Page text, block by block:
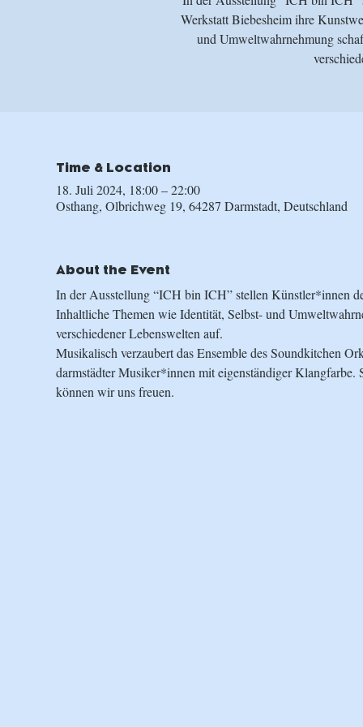
Werkstatt Biebesheim ihre
und Umweltwahrnehmung
Time & Location
18. Juli 2024, 18:00 – 22:00
Osthang, Olbrichweg 19, 64287 Darmstadt, Deutschland
About the Event
In der Ausstellung “ICH bin ICH” stellen Künstler*innen
Inhaltliche Themen wie Identität, Selbst- und
verschiedener Lebenswelten auf.
Musikalisch verzaubert das Ensemble des Soundkitchen
darmstädter Musiker*innen mit eigenständiger
können wir uns freuen.